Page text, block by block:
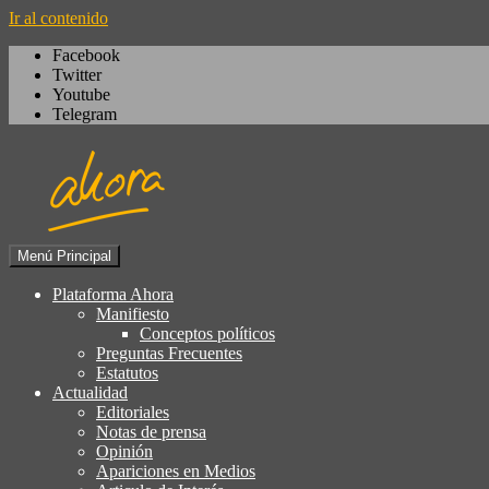
Ir al contenido
Facebook
Twitter
Youtube
Telegram
Plataforma Ahora
Menú Principal
Plataforma Ahora
Manifiesto
Conceptos políticos
Preguntas Frecuentes
Estatutos
Actualidad
Editoriales
Notas de prensa
Opinión
Apariciones en Medios